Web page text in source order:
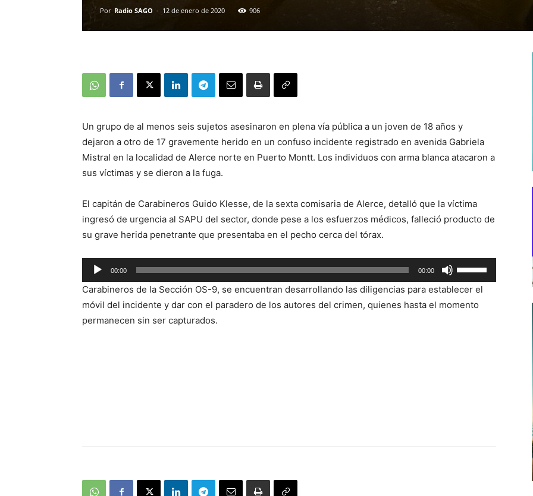
Por Radio SAGO - 12 de enero de 2020 906
Un grupo de al menos seis sujetos asesinaron en plena vía pública a un joven de 18 años y
dejaron a otro de 17 gravemente herido en un confuso incidente registrado en avenida Gabriela
Mistral en la localidad de Alerce norte en Puerto Montt. Los individuos con arma blanca atacaron a
sus víctimas y se dieron a la fuga.
El capitán de Carabineros Guido Klesse, de la sexta comisaria de Alerce, detalló que la víctima
ingresó de urgencia al SAPU del sector, donde pese a los esfuerzos médicos, falleció producto de
su grave herida penetrante que presentaba en el pecho cerca del tórax.
Reproductor
de
audio
00:00 00:00
las
teclas
de
Carabineros de la Sección OS-9, se encuentran desarrollando las diligencias para establecer el
móvil del incidente y dar con el paradero de los autores del crimen, quienes hasta el momento
permanecen sin ser capturados.